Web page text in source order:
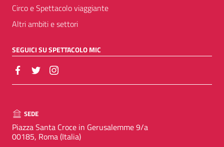
Circo e Spettacolo viaggiante
Altri ambiti e settori
SEGUICI SU SPETTACOLO MIC
SEDE
Piazza Santa Croce in Gerusalemme 9/a
00185, Roma (Italia)